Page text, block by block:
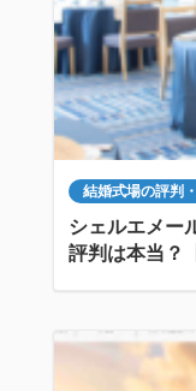
結婚式場の評判
シェルエメー
評判は本当？